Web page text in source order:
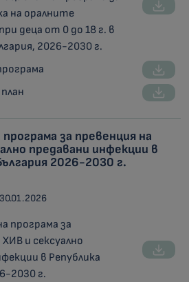
на оралните
деца от 0 до 18 г. в
2026-2030 г.
за превенция на
предавани инфекции в
2026-2030 г.
програма за
и сексуално
в Република
2030 г.